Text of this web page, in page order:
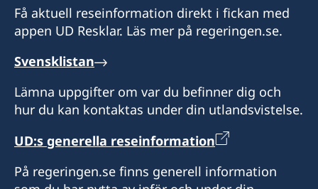
Få aktuell reseinformation direkt i fickan med
appen UD Resklar. Läs mer på regeringen.se.
Svensklistan
Lämna uppgifter om var du befinner dig och
hur du kan kontaktas under din utlandsvistelse.
UD:s generella reseinformation
På regeringen.se finns generell information